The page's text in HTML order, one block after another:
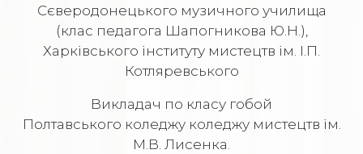
Сєверодонецького музичного училища
(клас педагога Шапогникова Ю.Н.),
Харківського інституту мистецтв ім. І.П.
Котляревського
Викладач по класу гобой
Полтавського коледжу коледжу мистецтв ім.
М.В. Лисенка.